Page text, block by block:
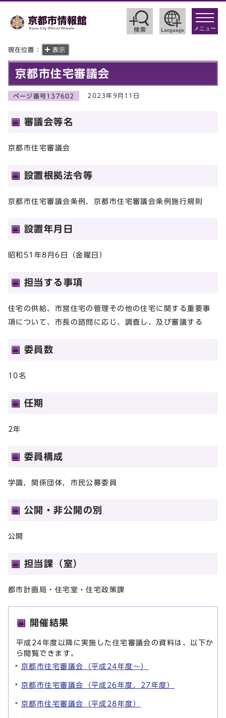
toggle
メニュー
現在位置： 表示
京都市住宅審議会
ページ番号137602 2023年9月11日
審議会等名
京都市住宅審議会
設置根拠法令等
京都市住宅審議会条例，京都市住宅審議会条例施行規則
設置年月日
昭和51年8月6日（金曜日）
担当する事項
住宅の供給、市営住宅の管理その他の住宅に関する重要事
項について、市長の諮問に応じ、調査し、及び審議する
委員数
10名
任期
2年
委員構成
学識，関係団体，市民公募委員
公開・非公開の別
公開
担当課（室）
都市計画局・住宅室・住宅政策課
開催結果
平成24年度以降に実施した住宅審議会の資料は、以下か
ら閲覧できます。
京都市住宅審議会（平成24年度～）
京都市住宅審議会（平成26年度，27年度）
京都市住宅審議会（平成28年度）